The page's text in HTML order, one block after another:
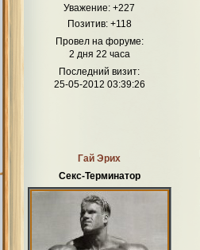
Уважение: +227
Позитив: +118
Провел на форуме:
2 дня 22 часа
Последний визит:
25-05-2012 03:39:26
Гай Эрих
Секс-Терминатор